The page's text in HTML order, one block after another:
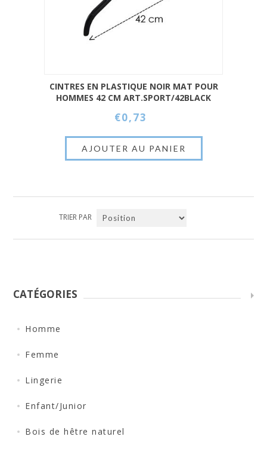
CINTRES EN PLASTIQUE NOIR MAT POUR
HOMMES 42 CM ART.SPORT/42BLACK
€0,73
TRIER PAR
CATÉGORIES
Homme
Femme
Lingerie
Enfant/Junior
Bois de hêtre naturel